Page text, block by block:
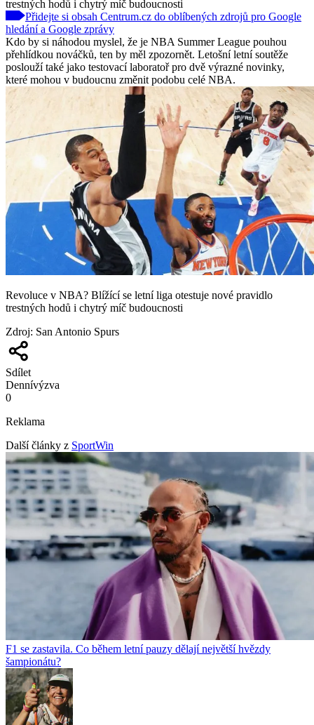
trestných hodů i chytrý míč budoucnosti
Přidejte si obsah Centrum.cz do oblíbených zdrojů pro Google
hledání a Google zprávy
Kdo by si náhodou myslel, že je NBA Summer League pouhou
přehlídkou nováčků, ten by měl zpozornět. Letošní letní soutěže
poslouží také jako testovací laboratoř pro dvě výrazné novinky,
které mohou v budoucnu změnit podobu celé NBA.
Revoluce v NBA? Blížící se letní liga otestuje nové pravidlo
trestných hodů i chytrý míč budoucnosti
Zdroj: San Antonio Spurs
Sdílet
Dennívýzva
0
Reklama
Další články z SportWin
F1 se zastavila. Co během letní pauzy dělají největší hvězdy
šampionátu?